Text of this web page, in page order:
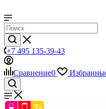
+7 495 135-39-43
Сравнение0